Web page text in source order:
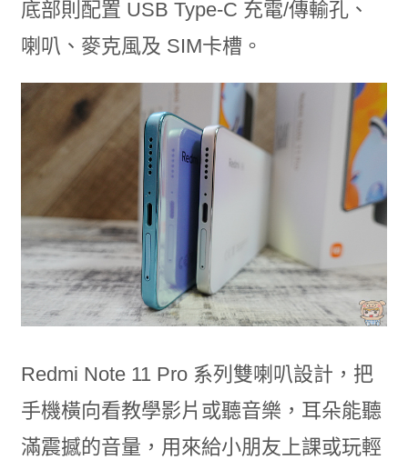
底部則配置 USB Type-C 充電/傳輸孔、
喇叭、麥克風及 SIM卡槽。
Redmi Note 11 Pro 系列雙喇叭設計，把
手機橫向看教學影片或聽音樂，耳朵能聽
滿震撼的音量，用來給小朋友上課或玩輕